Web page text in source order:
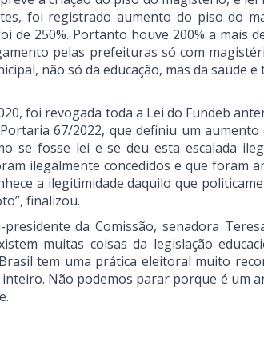
foi registrado aumento do piso do
250%. Portanto houve 200% a mais
pelas prefeituras só com
não só da educação, mas da saúde e
foi revogada toda a Lei do Fundeb
67/2022, que definiu um aumento
se fosse lei e se deu esta escalada
ilegalmente concedidos e que foram
a ilegitimidade daquilo que
finalizou.
da Comissão, senadora
muitas coisas da legislação
tem uma prática eleitoral muito
Não podemos parar porque é um